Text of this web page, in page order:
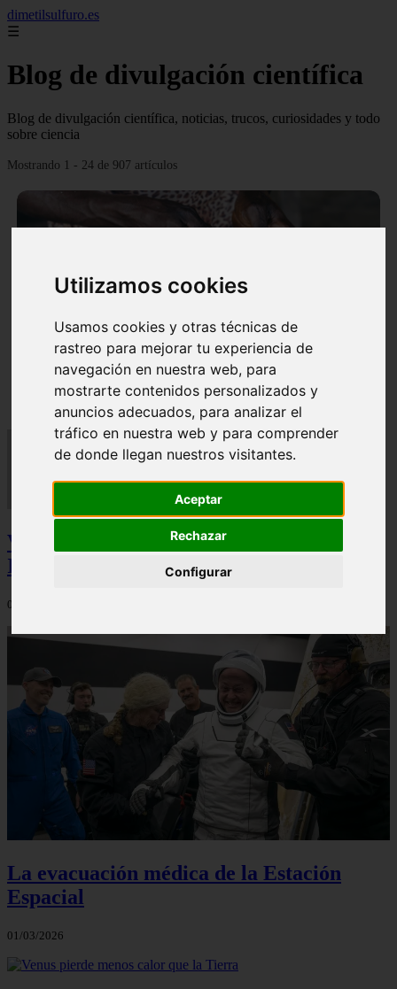
Utilizamos cookies
Usamos cookies y otras técnicas de
rastreo para mejorar tu experiencia de
navegación en nuestra web, para
mostrarte contenidos personalizados y
anuncios adecuados, para analizar el
tráfico en nuestra web y para comprender
de donde llegan nuestros visitantes.
Aceptar
Rechazar
Configurar
dimetilsulfuro.es
☰
Blog de divulgación científica
Blog de divulgación científica, noticias, trucos, curiosidades y todo
sobre ciencia
Mostrando 1 - 24 de 907 artículos
En África harán lo que parecía imposible: Utilizarán
moléculas de agua para cocinar sus alimentos
Video Advertencias desde la cúspide de la
IA: Hinton y el posible colapso social
06/03/2026
La evacuación médica de la Estación
Espacial
01/03/2026